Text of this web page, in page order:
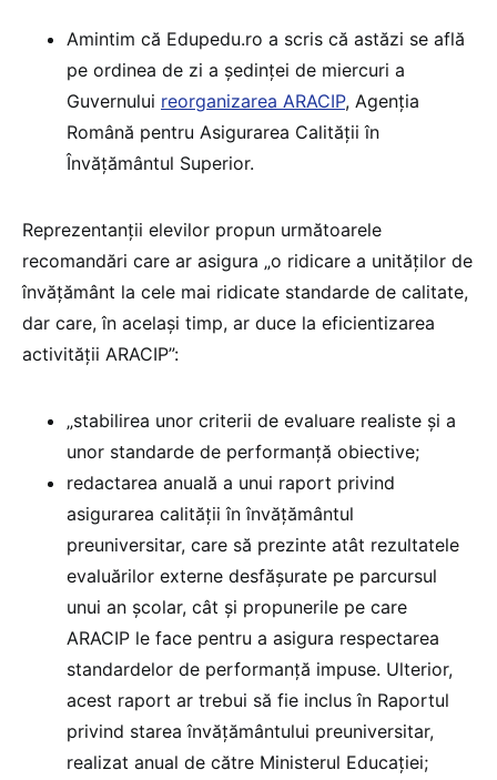
Amintim că Edupedu.ro a scris că astăzi se află
pe ordinea de zi a ședinței de miercuri a
Guvernului reorganizarea ARACIP, Agenția
Română pentru Asigurarea Calității în
Învățământul Superior.
Reprezentanții elevilor propun următoarele
recomandări care ar asigura „o ridicare a unităților de
învățământ la cele mai ridicate standarde de calitate,
dar care, în același timp, ar duce la eficientizarea
activității ARACIP”:
„stabilirea unor criterii de evaluare realiste și a
unor standarde de performanță obiective;
redactarea anuală a unui raport privind
asigurarea calității în învățământul
preuniversitar, care să prezinte atât rezultatele
evaluărilor externe desfășurate pe parcursul
unui an școlar, cât și propunerile pe care
ARACIP le face pentru a asigura respectarea
standardelor de performanță impuse. Ulterior,
acest raport ar trebui să fie inclus în Raportul
privind starea învățământului preuniversitar,
realizat anual de către Ministerul Educației;